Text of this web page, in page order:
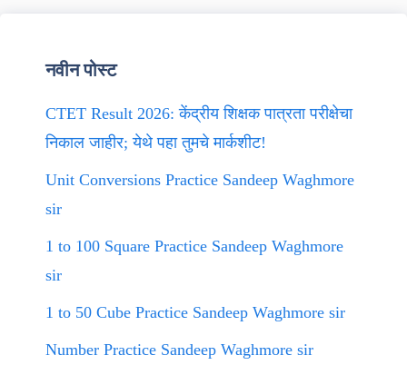
नवीन पोस्ट
CTET Result 2026: केंद्रीय शिक्षक पात्रता परीक्षेचा
निकाल जाहीर; येथे पहा तुमचे मार्कशीट!
Unit Conversions Practice Sandeep Waghmore
sir
1 to 100 Square Practice Sandeep Waghmore
sir
1 to 50 Cube Practice Sandeep Waghmore sir
Number Practice Sandeep Waghmore sir